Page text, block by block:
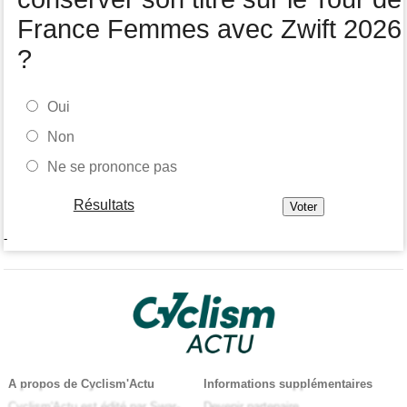
France Femmes avec Zwift 2026
?
Oui
Non
Ne se prononce pas
Résultats
-
A propos de Cyclism'Actu
Informations supplémentaires